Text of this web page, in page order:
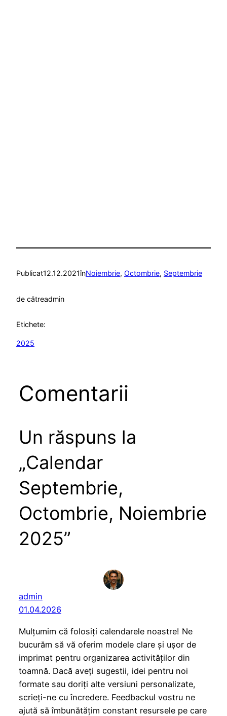
Publicat12.12.2021înNoiembrie, Octombrie, Septembrie
de cătreadmin
Etichete:
2025
Comentarii
Un răspuns la
„Calendar
Septembrie,
Octombrie, Noiembrie
2025”
admin
01.04.2026
Mulțumim că folosiți calendarele noastre! Ne
bucurăm să vă oferim modele clare și ușor de
imprimat pentru organizarea activităților din
toamnă. Dacă aveți sugestii, idei pentru noi
formate sau doriți alte versiuni personalizate,
scrieți-ne cu încredere. Feedbackul vostru ne
ajută să îmbunătățim constant resursele pe care